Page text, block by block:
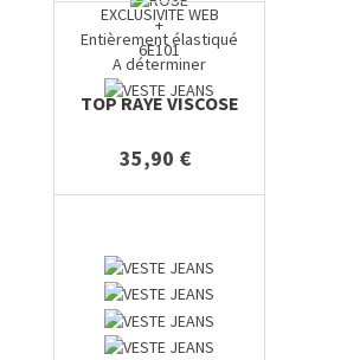
+
6E101
TOP RAYE VISCOSE
35,90 €
EXCLUSIVITE WEB
Entièrement élastiqué
A déterminer